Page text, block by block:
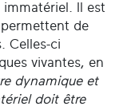
Il est
de
Celles-ci
vivantes, en
dynamique et
doit être